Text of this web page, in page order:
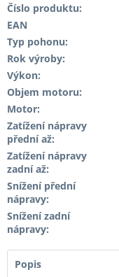
Číslo produktu:
EAN
Typ pohonu:
Rok výroby:
Výkon:
Objem motoru:
Motor:
Zatížení nápravy
přední až:
Zatížení nápravy
zadní až:
Snížení přední
nápravy:
Snížení zadní
nápravy:
Popis